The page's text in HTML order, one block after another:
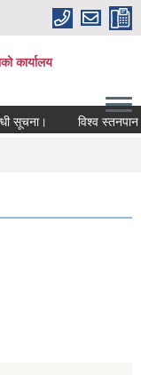
कार्यालय
सूचना। विश्व स्तनपान